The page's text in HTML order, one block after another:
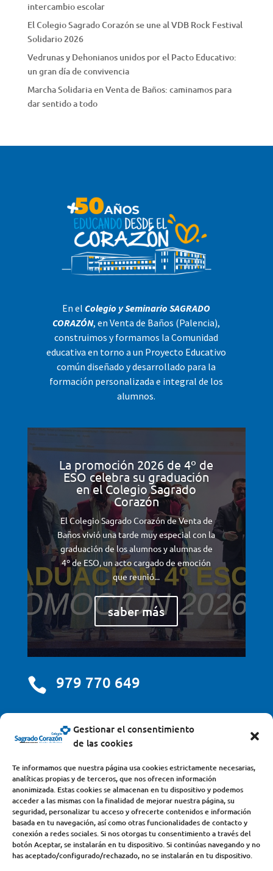
Gestionar el consentimiento
de las cookies
Te informamos que nuestra página usa cookies estrictamente necesarias,
analíticas propias y de terceros, que nos ofrecen información
anonimizada. Estas cookies se almacenan en tu dispositivo y podemos
acceder a las mismas con la finalidad de mejorar nuestra página, su
seguridad, personalizar tu acceso y ofrecerte contenidos e información
basada en tu navegación, así como otras funcionalidades de contacto y
conexión a redes sociales. Si nos otorgas tu consentimiento a través del
botón Aceptar, se instalarán en tu dispositivo. Si continúas navegando y no
has aceptado/configurado/rechazado, no se instalarán en tu dispositivo.
intercambio escolar
El Colegio Sagrado Corazón se une al VDB Rock Festival
Solidario 2026
Vedrunas y Dehonianos unidos por el Pacto Educativo:
un gran día de convivencia
Marcha Solidaria en Venta de Baños: caminamos para
dar sentido a todo
En el Colegio y Seminario SAGRADO
CORAZÓN, en Venta de Baños (Palencia),
construimos y formamos la Comunidad
educativa en torno a un Proyecto Educativo
común diseñado y desarrollado para la
formación personalizada e integral de los
alumnos.
La promoción 2026 de 4º de
ESO celebra su graduación
en el Colegio Sagrado
Corazón
El Colegio Sagrado Corazón de Venta de
Baños vivió una tarde muy especial con la
graduación de los alumnos y alumnas de
4º de ESO, un acto cargado de emoción
que reunió...
saber más
 979 770 649
centro@scjdehon.com
Colegio y Seminario Sagrado Corazón
Avda. Castilla y León, s/n – 34200 – Venta de Baños
(Palencia) – Teléfono 979770649